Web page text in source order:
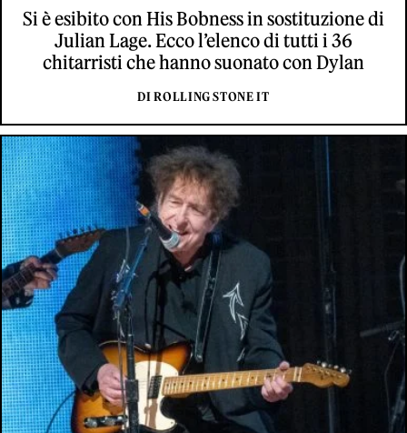
Si è esibito con His Bobness in sostituzione di
Julian Lage. Ecco l’elenco di tutti i 36
chitarristi che hanno suonato con Dylan
DI ROLLING STONE IT